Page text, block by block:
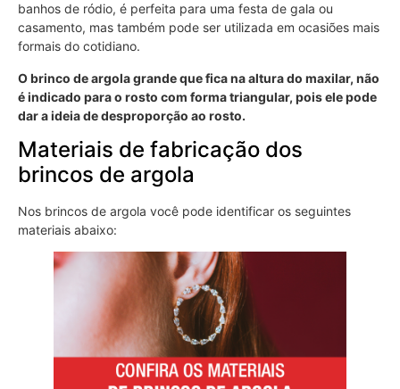
banhos de ródio, é perfeita para uma festa de gala ou
casamento, mas também pode ser utilizada em ocasiões mais
formais do cotidiano.
O brinco de argola grande que fica na altura do maxilar, não
é indicado para o rosto com forma triangular, pois ele pode
dar a ideia de desproporção ao rosto.
Materiais de fabricação dos
brincos de argola
Nos brincos de argola você pode identificar os seguintes
materiais abaixo: